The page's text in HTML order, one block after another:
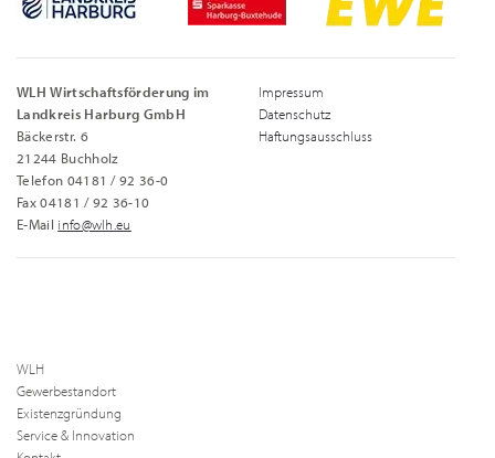
WLH Wirtschaftsförderung im
Landkreis Harburg GmbH
Bäckerstr. 6
21244 Buchholz
Telefon 04181 / 92 36-0
Fax 04181 / 92 36-10
E-Mail info@wlh.eu
Impressum
Datenschutz
Haftungsausschluss
WLH
Gewerbestandort
Existenzgründung
Service & Innovation